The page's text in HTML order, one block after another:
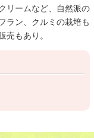
リームなど、自然派の
ラン、クルミの栽培も
売もあり。